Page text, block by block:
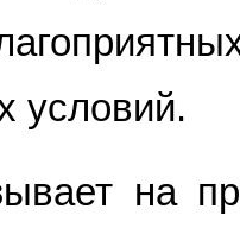
условий.
ывает на